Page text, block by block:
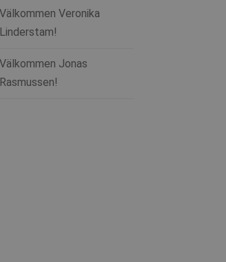
Välkommen Veronika
Linderstam!
Välkommen Jonas
Rasmussen!